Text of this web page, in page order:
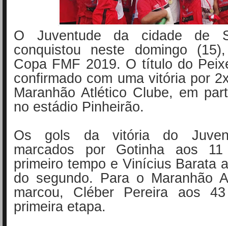
O Juventude da cidade de
conquistou neste domingo
Copa FMF 2019. O título do
confirmado com uma vitória por
Maranhão Atlético Clube, em
no estádio Pinheirão.
Os gols da vitória do
marcados por Gotinha aos
primeiro tempo e Vinícius Barata
do segundo. Para o Maranhão
marcou, Cléber Pereira aos
primeira etapa.